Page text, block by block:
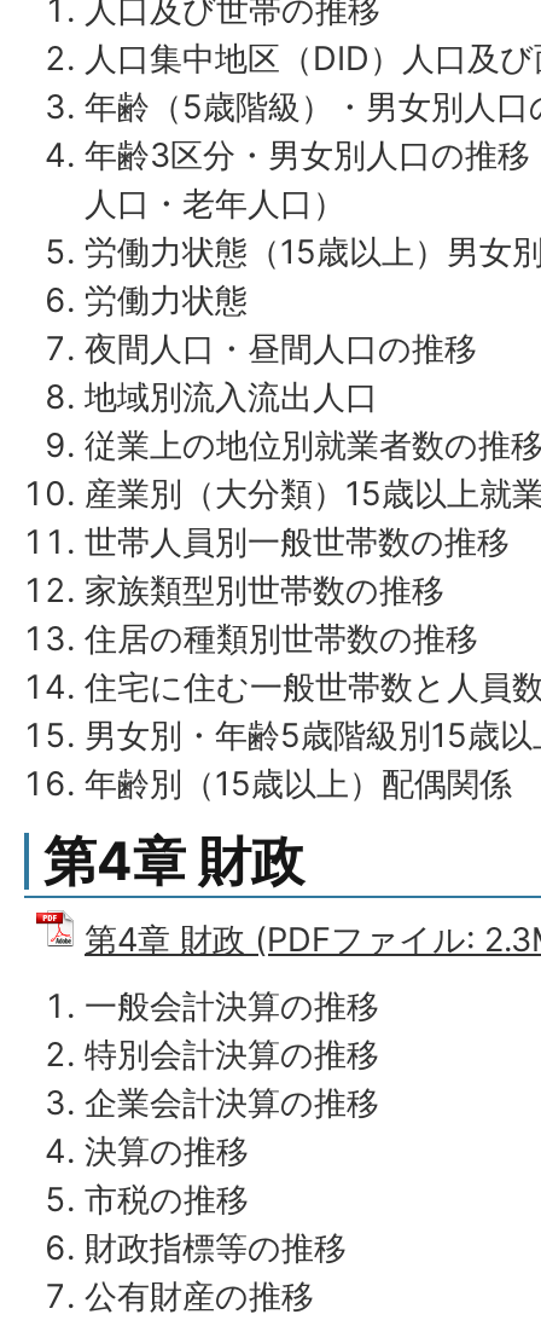
人口及び世帯の推移
人口集中地区（DID）人口及
年齢（5歳階級）・男女別人口
年齢3区分・男女別人口の推
人口・老年人口）
労働力状態（15歳以上）男女
労働力状態
夜間人口・昼間人口の推移
地域別流入流出人口
従業上の地位別就業者数の推
産業別（大分類）15歳以上就
世帯人員別一般世帯数の推移
家族類型別世帯数の推移
住居の種類別世帯数の推移
住宅に住む一般世帯数と人員
男女別・年齢5歳階級別15歳
年齢別（15歳以上）配偶関係
第4章 財政
第4章 財政 (PDFファイル:
一般会計決算の推移
特別会計決算の推移
企業会計決算の推移
決算の推移
市税の推移
財政指標等の推移
公有財産の推移